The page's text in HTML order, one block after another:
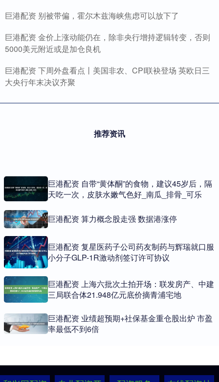
巨港配资 别被带偏，霍尔木兹海峡焦虑可以放下了
巨港配资 金价上涨动能仍在，除非央行增持逻辑转变，否则
5000美元附近或是加仓良机
巨港配资 下周外盘看点丨美国非农、CPI联袂登场 英欧日三
大央行年末决议齐聚
推荐资讯
巨港配资 自带“黄体酮”的食物，建议45岁后，隔
天吃一次，皮肤水嫩气色好_南瓜_排骨_可乐
巨港配资 算力概念股走强 数据港涨停
巨港配资 复星医药子公司药友制药与辉瑞就口服
小分子GLP-1R激动剂签订许可协议
巨港配资 上海六批次土拍开场：联发房产、中建
三局联合体21.948亿元底价摘青浦宅地
巨港配资 业绩超预期+社保基金重仓股出炉 市盈
率最低不到6倍